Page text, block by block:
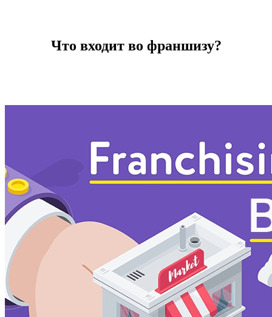
Что входит во франшизу?